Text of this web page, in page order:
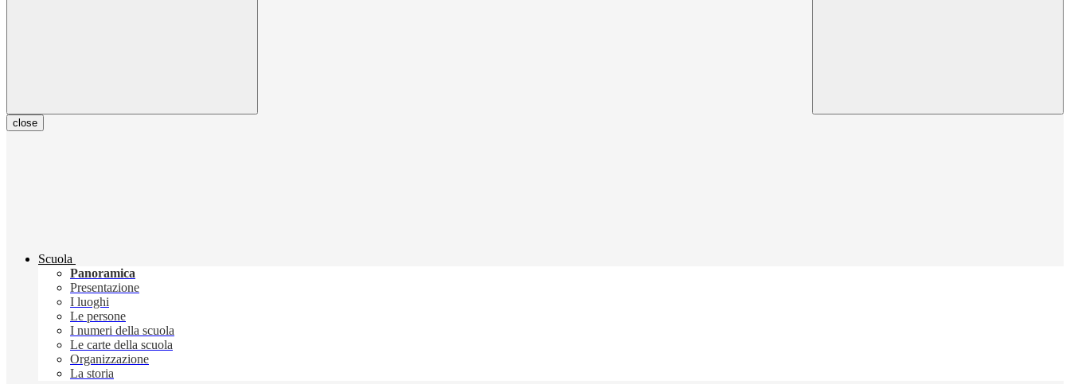
close
Scuola
Panoramica
Presentazione
I luoghi
Le persone
I numeri della scuola
Le carte della scuola
Organizzazione
La storia